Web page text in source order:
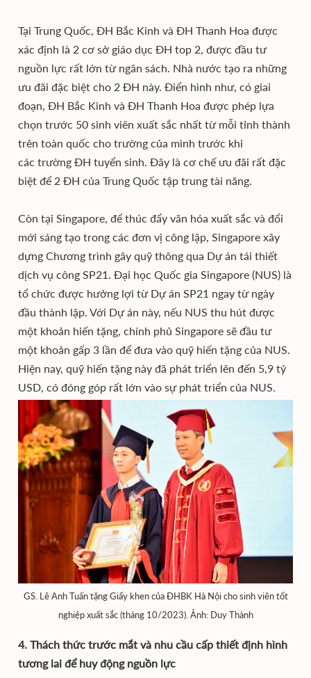
Tại Trung Quốc, ĐH Bắc Kinh và ĐH Thanh Hoa được
xác định là 2 cơ sở giáo dục ĐH top 2, được đầu tư
nguồn lực rất lớn từ ngân sách. Nhà nước tạo ra những
ưu đãi đặc biệt cho 2 ĐH này. Điển hình như, có giai
đoạn, ĐH Bắc Kinh và ĐH Thanh Hoa được phép lựa
chọn trước 50 sinh viên xuất sắc nhất từ mỗi tỉnh thành
trên toàn quốc cho trường của mình trước khi
các trường ĐH tuyển sinh. Đây là cơ chế ưu đãi rất đặc
biệt để 2 ĐH của Trung Quốc tập trung tài năng.
Còn tại Singapore, để thúc đẩy văn hóa xuất sắc và đổi
mới sáng tạo trong các đơn vị công lập, Singapore xây
dựng Chương trình gây quỹ thông qua Dự án tái thiết
dịch vụ công SP21. Đại học Quốc gia Singapore (NUS) là
tổ chức được hưởng lợi từ Dự án SP21 ngay từ ngày
đầu thành lập. Với Dự án này, nếu NUS thu hút được
một khoản hiến tặng, chính phủ Singapore sẽ đầu tư
một khoản gấp 3 lần để đưa vào quỹ hiến tặng của NUS.
Hiện nay, quỹ hiến tặng này đã phát triển lên đến 5,9 tỷ
USD, có đóng góp rất lớn vào sự phát triển của NUS.
GS. Lê Anh Tuấn tặng Giấy khen của ĐHBK Hà Nội cho sinh viên tốt
nghiệp xuất sắc (tháng 10/2023). Ảnh: Duy Thành
4. Thách thức trước mắt và nhu cầu cấp thiết định hình
tương lai để huy động nguồn lực